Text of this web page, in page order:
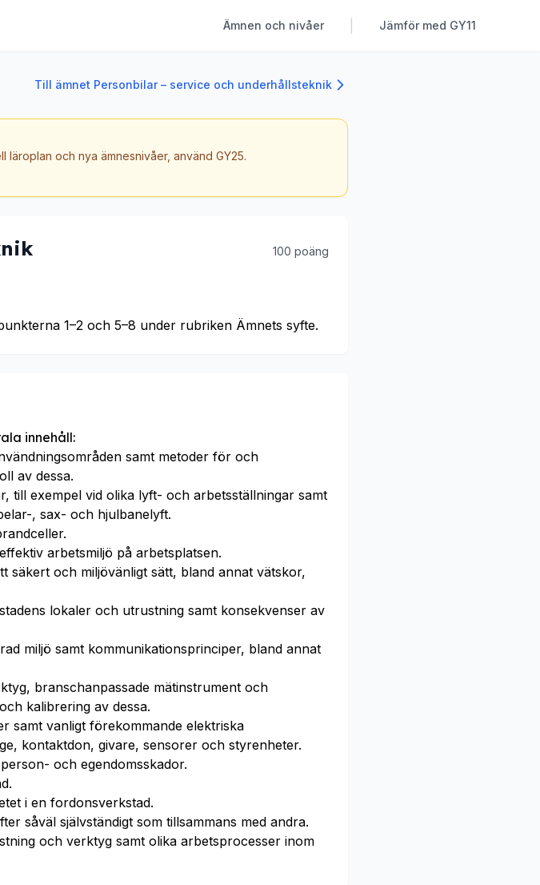
Ämnen och nivåer Jämför med GY11
Till ämnet Personbilar – service och underhållsteknik
läroplan och nya ämnesnivåer, använd GY25.
100 poäng
1–2 och 5–8 under rubriken Ämnets syfte.
innehåll:
samt metoder för och
av dessa.
till exempel vid olika lyft- och arbetsställningar samt
, sax- och hjulbanelyft.
arbetsmiljö på arbetsplatsen.
och miljövänligt sätt, bland annat vätskor,
lokaler och utrustning samt konsekvenser av
miljö samt kommunikationsprinciper, bland annat
branschanpassade mätinstrument och
kalibrering av dessa.
samt vanligt förekommande elektriska
kontaktdon, givare, sensorer och styrenheter.
och egendomsskador.
i en fordonsverkstad.
såväl självständigt som tillsammans med andra.
och verktyg samt olika arbetsprocesser inom